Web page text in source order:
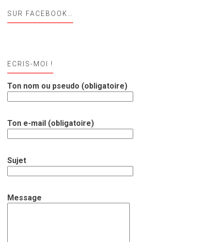
SUR FACEBOOK…
ECRIS-MOI !
Ton nom ou pseudo (obligatoire)
Ton e-mail (obligatoire)
Sujet
Message